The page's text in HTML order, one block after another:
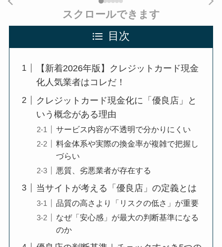
スクロールできます
目次
【新着2026年版】クレジットカード現金
化人気業者はコレだ！
クレジットカード現金化に「優良店」と
いう概念がある理由
サービス内容が不透明で分かりにくい
料金体系や実際の換金率が複雑で把握し
づらい
悪質、劣悪業者が存在する
当サイトが考える「優良店」の定義とは
品質の高さより「リスクの低さ」が重要
なぜ「安心感」が最大の判断基準になる
のか